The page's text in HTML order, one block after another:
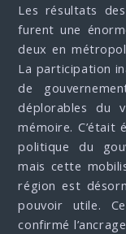
Les résultats
furent une
deux en
La participation
de
déplorables du
mémoire. C’était
politique du
mais cette
région est
pouvoir utile.
confirmé